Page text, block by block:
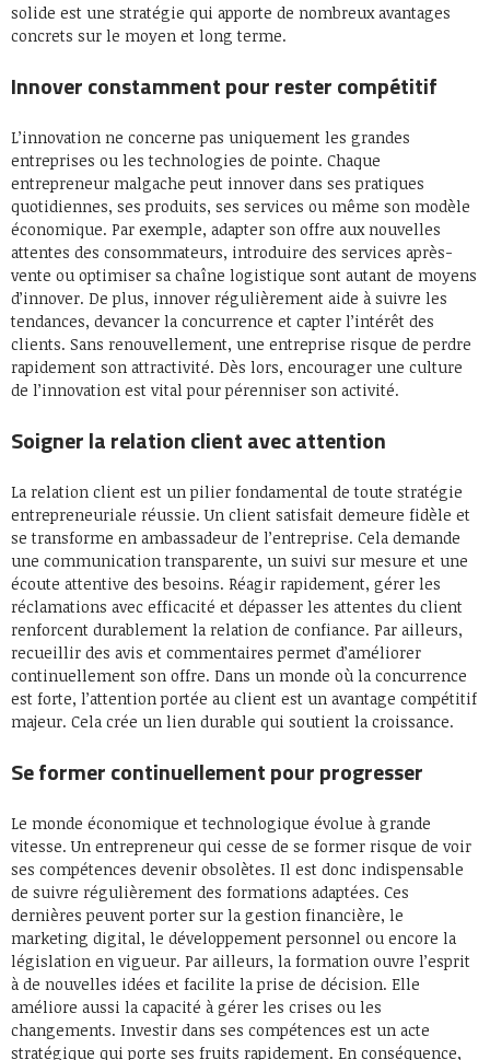
solide est une stratégie qui apporte de nombreux avantages
concrets sur le moyen et long terme.
Innover constamment pour rester compétitif
L’innovation ne concerne pas uniquement les grandes
entreprises ou les technologies de pointe. Chaque
entrepreneur malgache peut innover dans ses pratiques
quotidiennes, ses produits, ses services ou même son modèle
économique. Par exemple, adapter son offre aux nouvelles
attentes des consommateurs, introduire des services après-
vente ou optimiser sa chaîne logistique sont autant de moyens
d’innover. De plus, innover régulièrement aide à suivre les
tendances, devancer la concurrence et capter l’intérêt des
clients. Sans renouvellement, une entreprise risque de perdre
rapidement son attractivité. Dès lors, encourager une culture
de l’innovation est vital pour pérenniser son activité.
Soigner la relation client avec attention
La relation client est un pilier fondamental de toute stratégie
entrepreneuriale réussie. Un client satisfait demeure fidèle et
se transforme en ambassadeur de l’entreprise. Cela demande
une communication transparente, un suivi sur mesure et une
écoute attentive des besoins. Réagir rapidement, gérer les
réclamations avec efficacité et dépasser les attentes du client
renforcent durablement la relation de confiance. Par ailleurs,
recueillir des avis et commentaires permet d’améliorer
continuellement son offre. Dans un monde où la concurrence
est forte, l’attention portée au client est un avantage compétitif
majeur. Cela crée un lien durable qui soutient la croissance.
Se former continuellement pour progresser
Le monde économique et technologique évolue à grande
vitesse. Un entrepreneur qui cesse de se former risque de voir
ses compétences devenir obsolètes. Il est donc indispensable
de suivre régulièrement des formations adaptées. Ces
dernières peuvent porter sur la gestion financière, le
marketing digital, le développement personnel ou encore la
législation en vigueur. Par ailleurs, la formation ouvre l’esprit
à de nouvelles idées et facilite la prise de décision. Elle
améliore aussi la capacité à gérer les crises ou les
changements. Investir dans ses compétences est un acte
stratégique qui porte ses fruits rapidement. En conséquence,